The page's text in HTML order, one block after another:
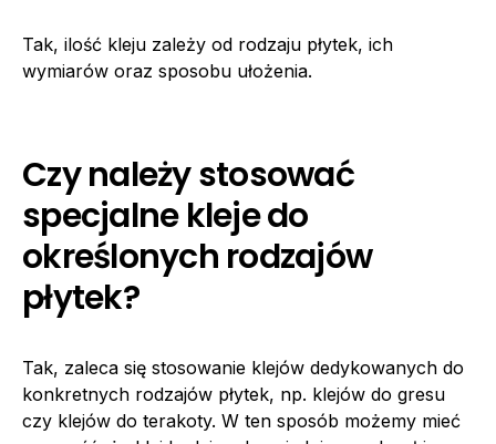
Tak, ilość kleju zależy od rodzaju płytek, ich
wymiarów oraz sposobu ułożenia.
Czy należy stosować
specjalne kleje do
określonych rodzajów
płytek?
Tak, zaleca się stosowanie klejów dedykowanych do
konkretnych rodzajów płytek, np. klejów do gresu
czy klejów do terakoty. W ten sposób możemy mieć